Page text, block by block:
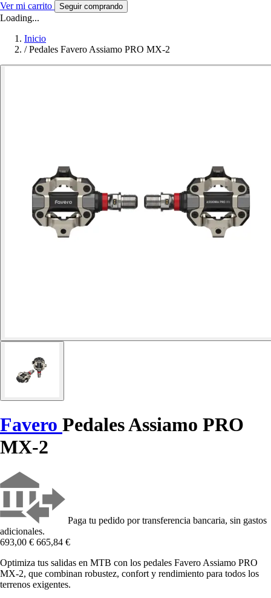
Ver mi carrito Seguir comprando
Loading...
Inicio
/ Pedales Favero Assiamo PRO MX-2
Favero Pedales Assiamo PRO
MX-2
Paga tu pedido por transferencia bancaria, sin gastos
adicionales.
693,00 € 665,84 €
Optimiza tus salidas en MTB con los pedales Favero Assiamo PRO
MX-2, que combinan robustez, confort y rendimiento para todos los
terrenos exigentes.